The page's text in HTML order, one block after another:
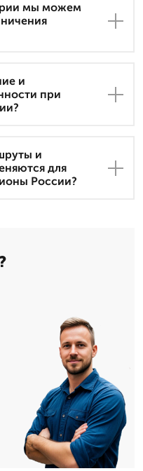
мы можем
и
при
и
для
России?